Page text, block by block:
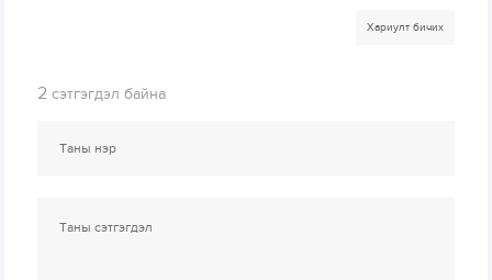
Хариулт бичих
2 сэтгэгдэл байна